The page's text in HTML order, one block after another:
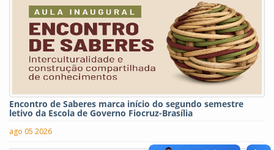
Encontro de Saberes marca início do segundo semestre
letivo da Escola de Governo Fiocruz-Brasília
ago 05 2026